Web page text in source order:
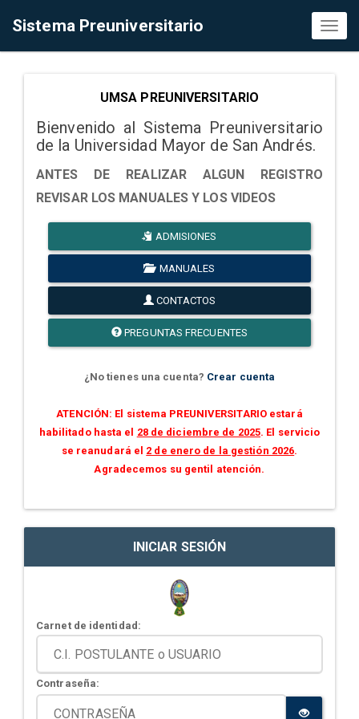
Sistema Preuniversitario
UMSA PREUNIVERSITARIO
Bienvenido al Sistema Preuniversitario
de la Universidad Mayor de San Andrés.
ANTES DE REALIZAR ALGUN REGISTRO
REVISAR LOS MANUALES Y LOS VIDEOS
ADMISIONES
MANUALES
CONTACTOS
PREGUNTAS FRECUENTES
¿No tienes una cuenta? Crear cuenta
ATENCIÓN: El sistema PREUNIVERSITARIO estará
habilitado hasta el 28 de diciembre de 2025. El servicio
se reanudará el 2 de enero de la gestión 2026.
Agradecemos su gentil atención.
INICIAR SESIÓN
Carnet de identidad:
Contraseña: